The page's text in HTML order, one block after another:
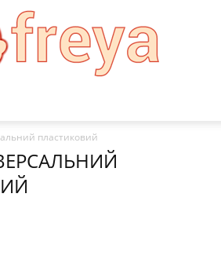
пластиковий